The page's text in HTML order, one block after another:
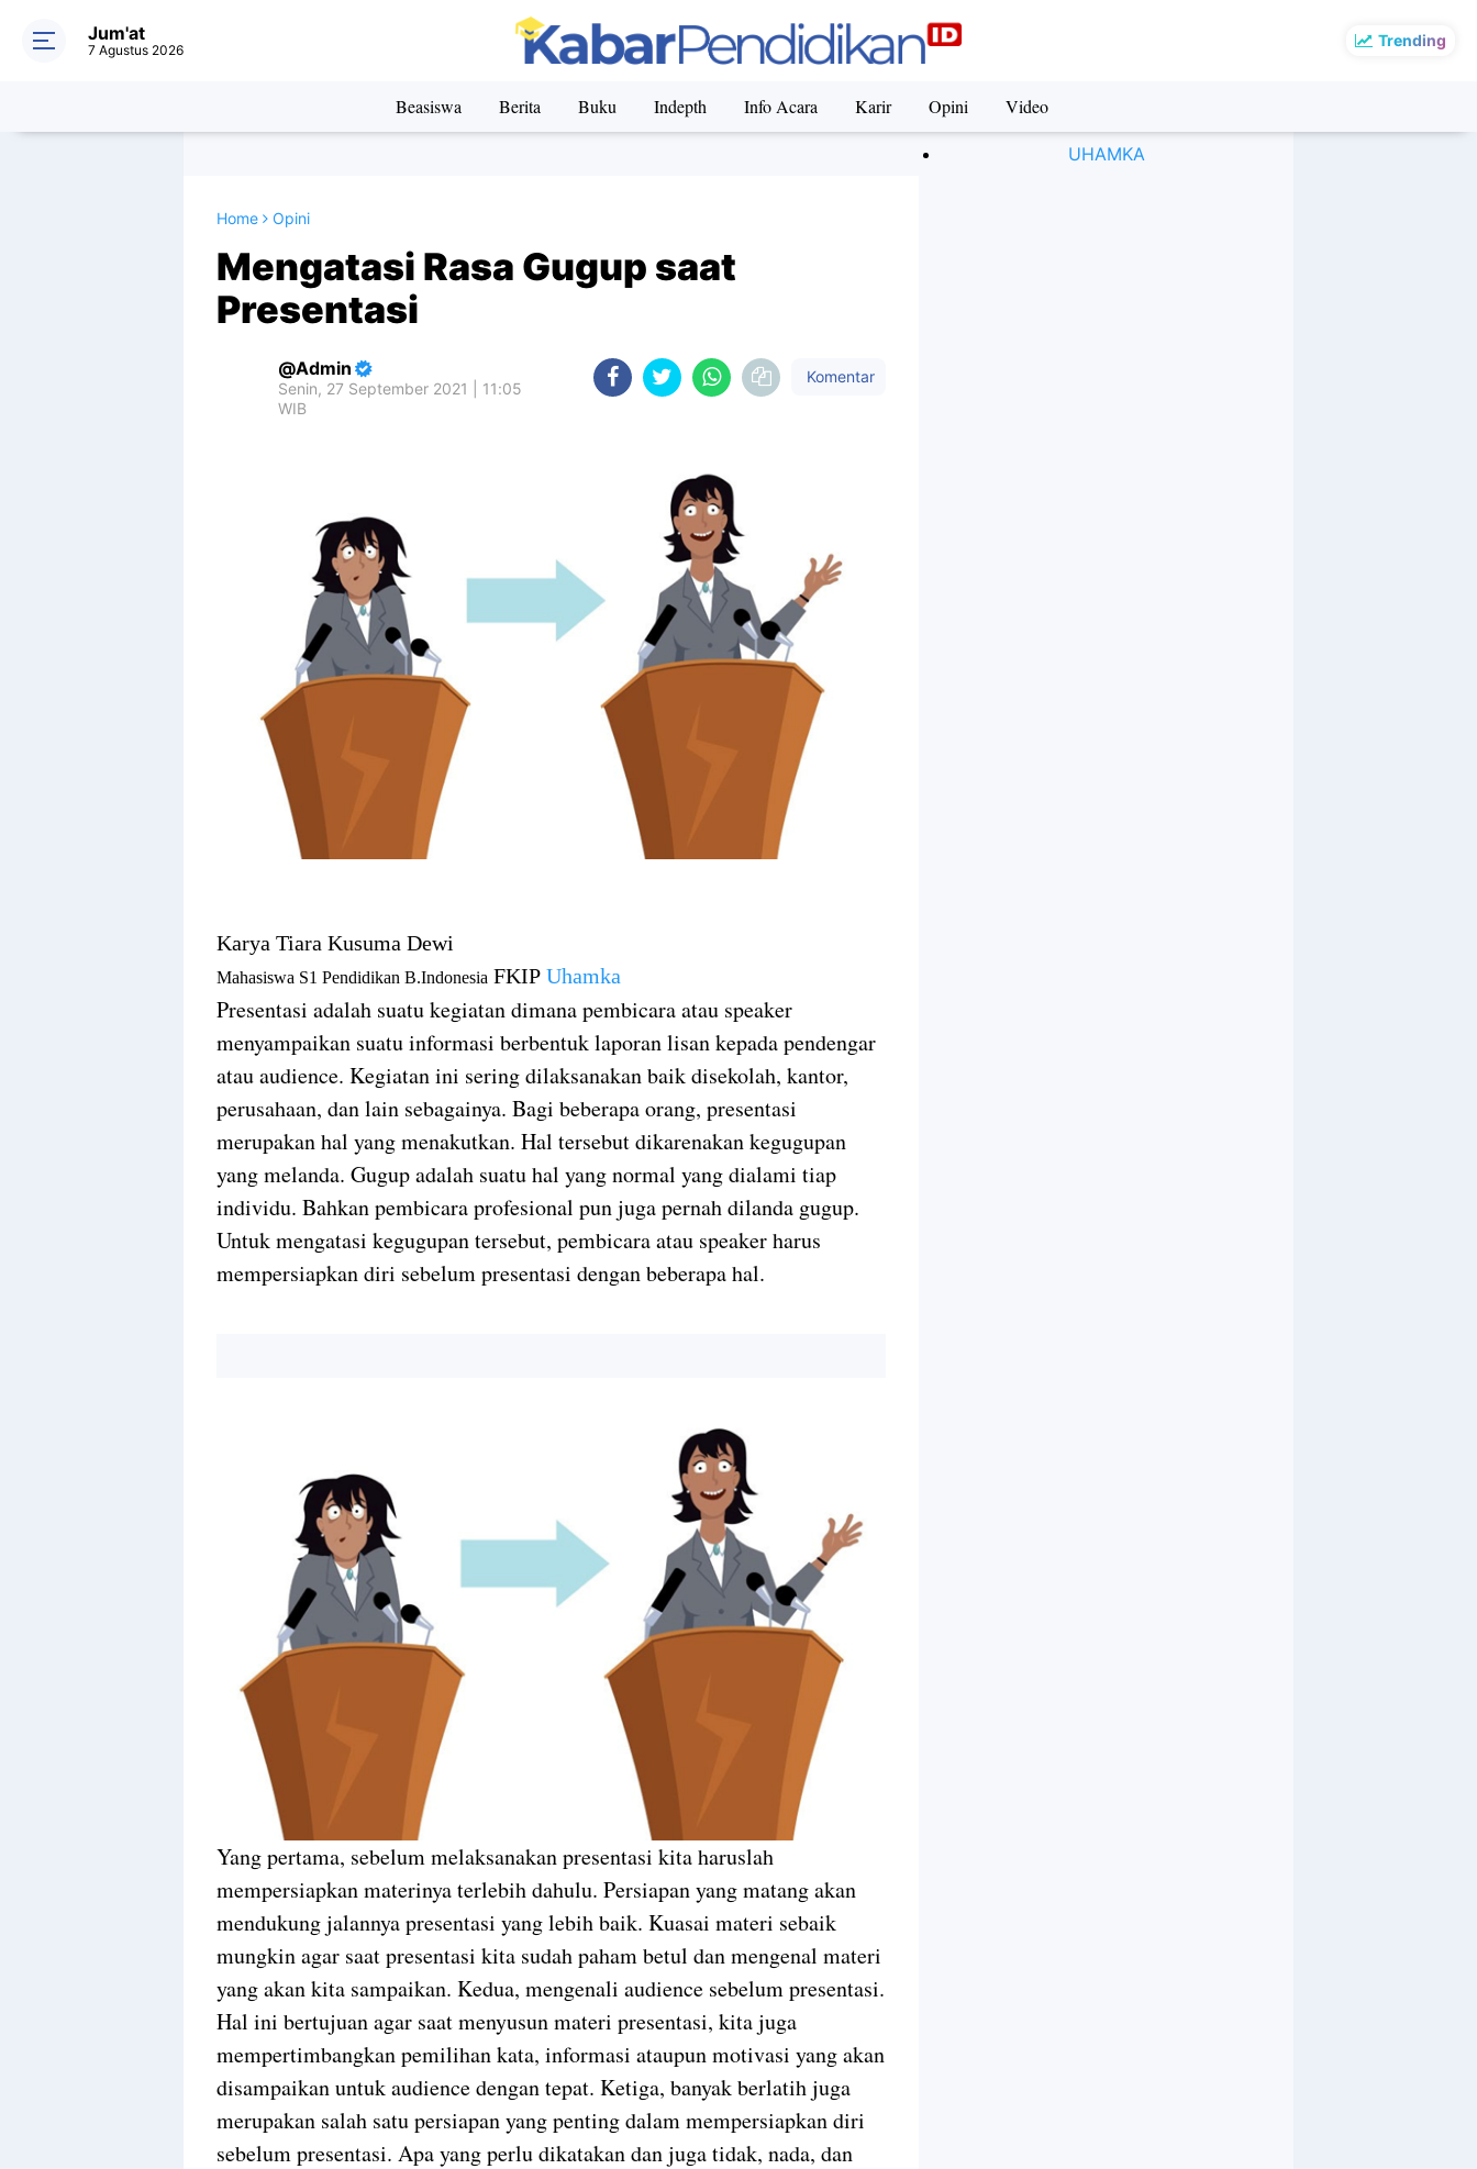
Trending
Jum'at
7 Agustus 2026
Beasiswa Berita Buku Indepth Info Acara Karir Opini Video
Home Opini
Mengatasi Rasa Gugup saat
Presentasi
Admin
Senin, 27 September 2021 | 11:05
WIB
Komentar
Karya Tiara Kusuma Dewi
Mahasiswa S1 Pendidikan B.Indonesia FKIP Uhamka
Presentasi adalah suatu kegiatan dimana pembicara atau speaker
menyampaikan suatu informasi berbentuk laporan lisan kepada pendengar
atau audience. Kegiatan ini sering dilaksanakan baik disekolah, kantor,
perusahaan, dan lain sebagainya. Bagi beberapa orang, presentasi
merupakan hal yang menakutkan. Hal tersebut dikarenakan kegugupan
yang melanda. Gugup adalah suatu hal yang normal yang dialami tiap
individu. Bahkan pembicara profesional pun juga pernah dilanda gugup.
Untuk mengatasi kegugupan tersebut, pembicara atau speaker harus
mempersiapkan diri sebelum presentasi dengan beberapa hal.
Yang pertama, sebelum melaksanakan presentasi kita haruslah
mempersiapkan materinya terlebih dahulu. Persiapan yang matang akan
mendukung jalannya presentasi yang lebih baik. Kuasai materi sebaik
mungkin agar saat presentasi kita sudah paham betul dan mengenal materi
yang akan kita sampaikan. Kedua, mengenali audience sebelum presentasi.
Hal ini bertujuan agar saat menyusun materi presentasi, kita juga
mempertimbangkan pemilihan kata, informasi ataupun motivasi yang akan
disampaikan untuk audience dengan tepat. Ketiga, banyak berlatih juga
merupakan salah satu persiapan yang penting dalam mempersiapkan diri
sebelum presentasi. Apa yang perlu dikatakan dan juga tidak, nada, dan
UHAMKA